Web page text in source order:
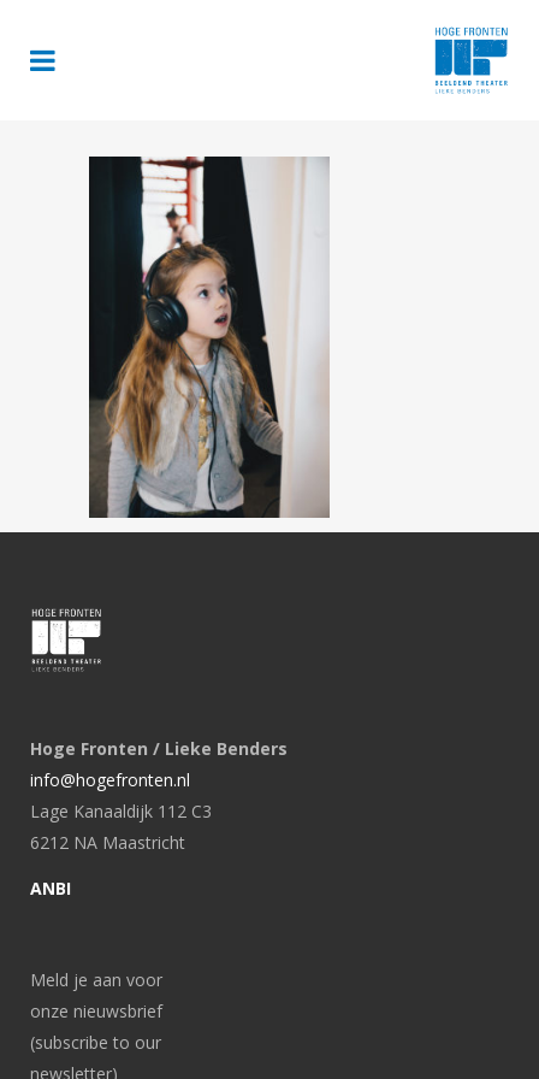
Hoge Fronten / Lieke Benders
info@hogefronten.nl
Lage Kanaaldijk 112 C3
6212 NA Maastricht
ANBI
Meld je aan voor
onze nieuwsbrief
(subscribe to our
newsletter)